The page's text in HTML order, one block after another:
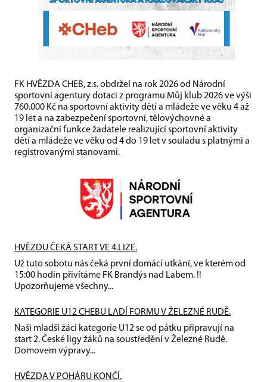
FK HVĚZDA CHEB, z.s. obdržel na rok 2026 od Národní
sportovní agentury dotaci z programu Můj klub 2026 ve výši
760.000 Kč na sportovní aktivity dětí a mládeže ve věku 4 až
19 let a na zabezpečení sportovní, tělovýchovné a
organizační funkce žadatele realizující sportovní aktivity
dětí a mládeže ve věku od 4 do 19 let v souladu s platnými a
registrovanými stanovami.
HVĚZDU ČEKÁ START VE 4.LIZE.
Už tuto sobotu nás čeká první domácí utkání, ve kterém od
15:00 hodin přivítáme FK Brandýs nad Labem. !!
Upozorňujeme všechny...
KATEGORIE U12 CHEBU LADÍ FORMU V ŽELEZNÉ RUDĚ.
Naši mladší žáci kategorie U12 se od pátku připravují na
start 2. České ligy žáků na soustředění v Železné Rudě.
Domovem výpravy...
HVĚZDA V POHÁRU KONČÍ.